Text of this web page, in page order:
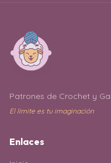
Patrones de Crochet y
El límite es tu imaginación
Enlaces